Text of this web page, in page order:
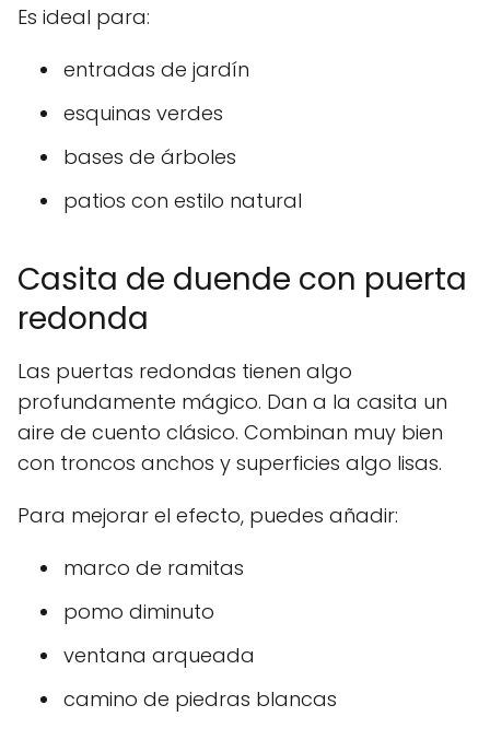
Es ideal para:
entradas de jardín
esquinas verdes
bases de árboles
patios con estilo natural
Casita de duende con puerta
redonda
Las puertas redondas tienen algo
profundamente mágico. Dan a la casita un
aire de cuento clásico. Combinan muy bien
con troncos anchos y superficies algo lisas.
Para mejorar el efecto, puedes añadir:
marco de ramitas
pomo diminuto
ventana arqueada
camino de piedras blancas